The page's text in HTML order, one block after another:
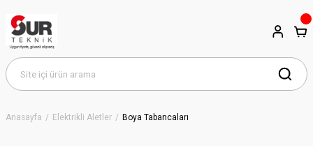
Anasayfa Elektrikli Aletler Boya Tabancaları